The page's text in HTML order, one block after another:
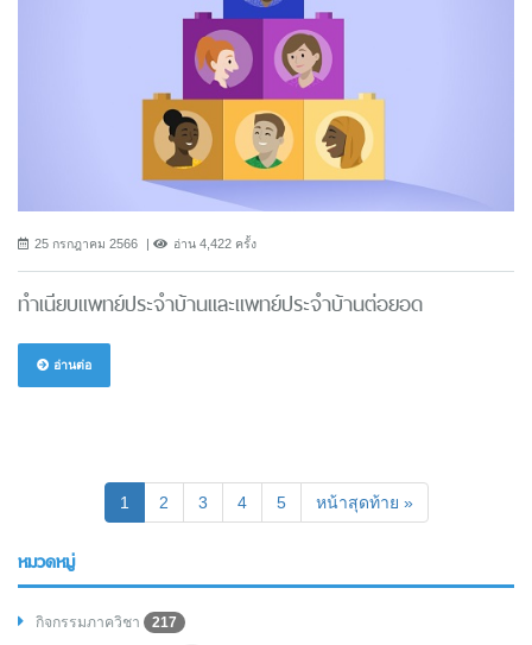
25 กรกฎาคม 2566 อ่าน 4,422 ครั้ง
ทำเนียบแพทย์ประจำบ้านและแพทย์ประจำบ้านต่อยอด
อ่านต่อ
1 (current)
2 3 4 5 หน้าสุดท้าย »
หมวดหมู่
กิจกรรมภาควิชา
217